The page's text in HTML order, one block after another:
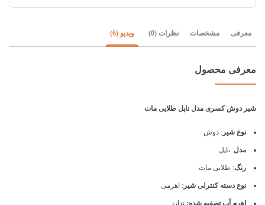
معرفی مشخصات نظرات (0) ویدیو (6)
معرفی محصول
شیر دوش کسری مدل ناپل طلایی مات
نوع شیر : دوش
مدل: ناپل
رنگ: طلایی مات
نوع دسته کنترلی شیر : اهرمی
اهرم آب تصفیه شده: ندارد